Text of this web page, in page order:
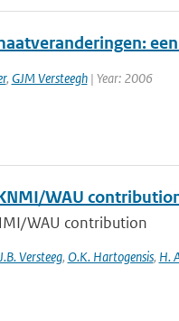
, GJM Versteegh| Year: 2006
WAU
WAU contribution
Versteeg, O.K. Hartogensis, H.